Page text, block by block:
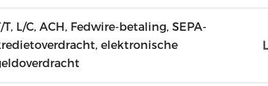
T, L/C, ACH, Fedwire-betaling, SEPA-
elektronische